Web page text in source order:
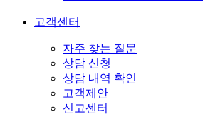
고객센터
자주 찾는 질문
상담 신청
상담 내역 확인
고객제안
신고센터